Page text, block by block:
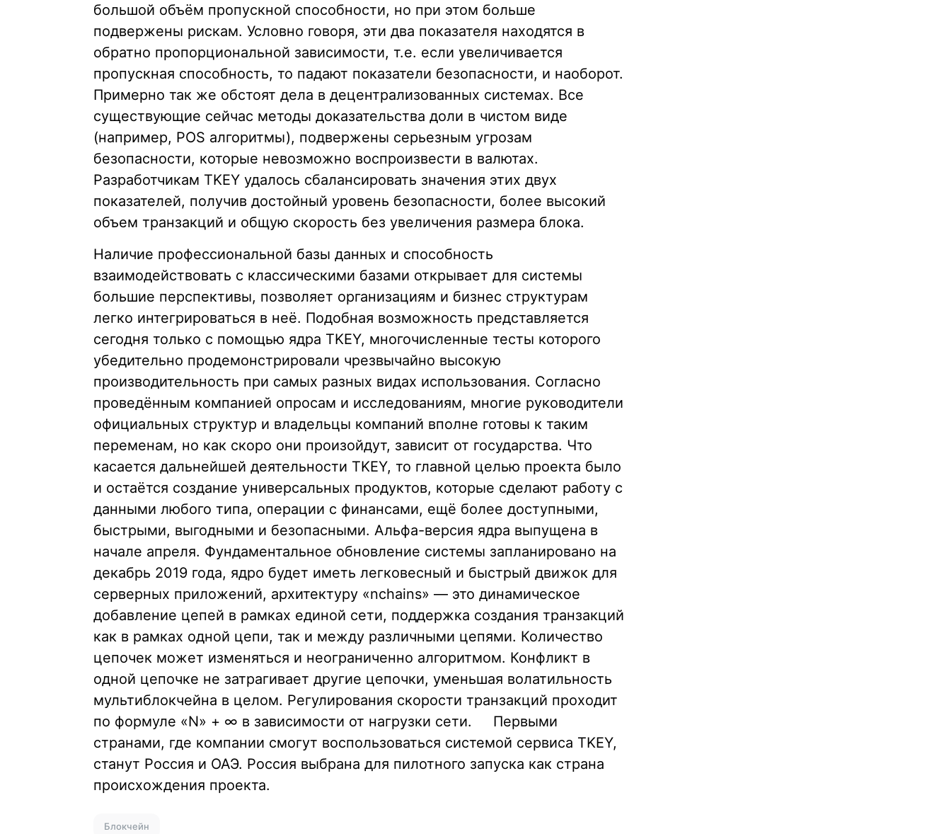
большой объём пропускной способности, но при этом больше
подвержены рискам. Условно говоря, эти два показателя находятся в
обратно пропорциональной зависимости, т.е. если увеличивается
пропускная способность, то падают показатели безопасности, и наоборот.
Примерно так же обстоят дела в децентрализованных системах. Все
существующие сейчас методы доказательства доли в чистом виде
(например, POS алгоритмы), подвержены серьезным угрозам
безопасности, которые невозможно воспроизвести в валютах.
Разработчикам TKEY удалось сбалансировать значения этих двух
показателей, получив достойный уровень безопасности, более высокий
объем транзакций и общую скорость без увеличения размера блока.
Наличие профессиональной базы данных и способность
взаимодействовать с классическими базами открывает для системы
большие перспективы, позволяет организациям и бизнес структурам
легко интегрироваться в неё. Подобная возможность представляется
сегодня только с помощью ядра TKEY, многочисленные тесты которого
убедительно продемонстрировали чрезвычайно высокую
производительность при самых разных видах использования. Согласно
проведённым компанией опросам и исследованиям, многие руководители
официальных структур и владельцы компаний вполне готовы к таким
переменам, но как скоро они произойдут, зависит от государства. Что
касается дальнейшей деятельности TKEY, то главной целью проекта было
и остаётся создание универсальных продуктов, которые сделают работу с
данными любого типа, операции с финансами, ещё более доступными,
быстрыми, выгодными и безопасными. Альфа-версия ядра выпущена в
начале апреля. Фундаментальное обновление системы запланировано на
декабрь 2019 года, ядро будет иметь легковесный и быстрый движок для
серверных приложений, архитектуру «nchains» — это динамическое
добавление цепей в рамках единой сети, поддержка создания транзакций
как в рамках одной цепи, так и между различными цепями. Количество
цепочек может изменяться и неограниченно алгоритмом. Конфликт в
одной цепочке не затрагивает другие цепочки, уменьшая волатильность
мультиблокчейна в целом. Регулирования скорости транзакций проходит
по формуле «N» + ∞ в зависимости от нагрузки сети. Первыми
странами, где компании смогут воспользоваться системой сервиса TKEY,
станут Россия и ОАЭ. Россия выбрана для пилотного запуска как страна
происхождения проекта.
Блокчейн